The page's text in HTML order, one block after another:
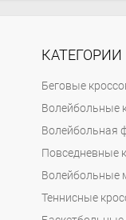
КАТЕГОРИИ
Беговые
Волейбольные
Волейбольная
Повседневные
Волейбольные
Теннисные